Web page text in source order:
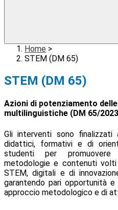
Home >
STEM (DM 65)
STEM (DM 65)
Azioni di potenziamento
multilinguistiche (DM 65/
Gli interventi sono finalizzati
didattici, formativi e di
studenti per promuovere
metodologie e contenuti
STEM, digitali e di
garantendo pari opportunità
approccio metodologico e di